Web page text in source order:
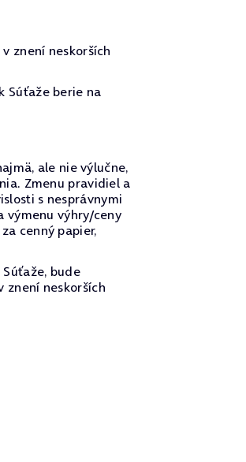
znení neskorších
Súťaže berie na
ale nie výlučne,
Zmenu pravidiel a
s nesprávnymi
výmenu výhry/ceny
cenný papier,
bude
znení neskorších